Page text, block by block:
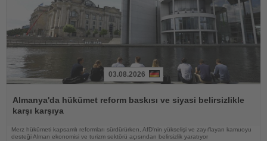
Oku
03.08.2026
Almanya'da hükümet reform baskısı ve siyasi belirsizlikle
karşı karşıya
Merz hükümeti kapsamlı reformları sürdürürken, AfD'nin yükselişi ve zayıflayan kamuoyu
desteği Alman ekonomisi ve turizm sektörü açısından belirsizlik yaratıyor